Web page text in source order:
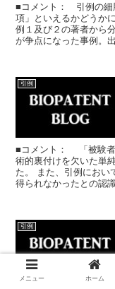
■コメント： 引例の細
項」といえるかどうか
例１及び２の著者から
が争点になった事例。
引例
■コメント： 「被験者
術的裏付けを欠いた単
た。 また、引例におい
得られなかったとの認
引例
メニュー ホーム